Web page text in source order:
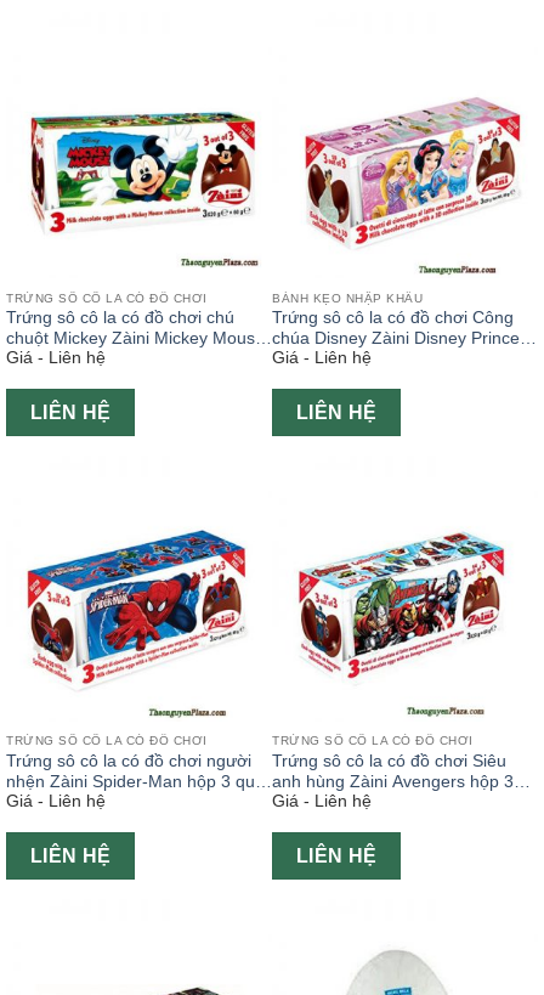
TRỨNG SÔ CÔ LA CÓ ĐỒ CHƠI
Trứng sô cô la có đồ chơi chú
chuột Mickey Zàini Mickey Mouse
hộp 3 quả x 20g
Giá - Liên hệ
LIÊN HỆ
BÁNH KẸO NHẬP KHẨU
Trứng sô cô la có đồ chơi Công
chúa Disney Zàini Disney Princes
hộp 3 quả x 20g
Giá - Liên hệ
LIÊN HỆ
TRỨNG SÔ CÔ LA CÓ ĐỒ CHƠI
Trứng sô cô la có đồ chơi người
nhện Zàini Spider-Man hộp 3 quả
x 20g
Giá - Liên hệ
LIÊN HỆ
TRỨNG SÔ CÔ LA CÓ ĐỒ CHƠI
Trứng sô cô la có đồ chơi Siêu
anh hùng Zàini Avengers hộp 3
quả x 20g
Giá - Liên hệ
LIÊN HỆ